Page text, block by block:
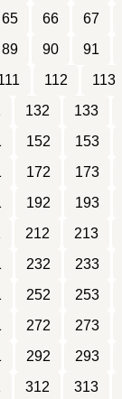
65 66 67
89 90 91
112 113
132 133
152 153
172 173
192 193
212 213
232 233
252 253
272 273
292 293
312 313